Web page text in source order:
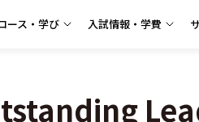
ース・学び 入試情報・学費